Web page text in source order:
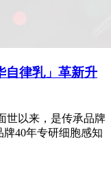
自律乳」革新升
世以来，是传承品牌
40年专研细胞感知